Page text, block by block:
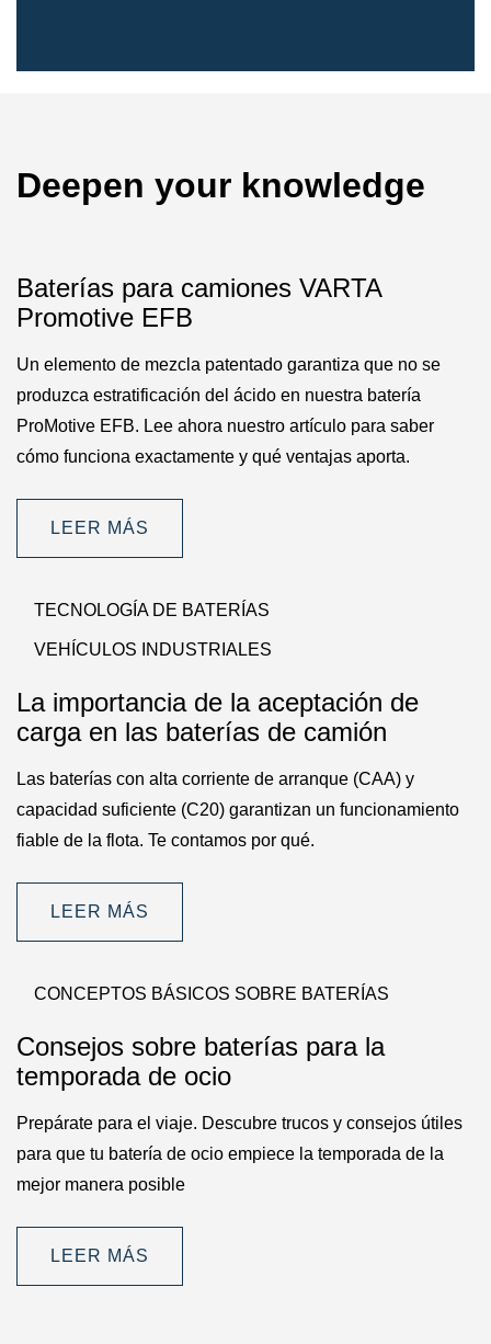
Deepen your knowledge
Baterías para camiones VARTA
Promotive EFB
Un elemento de mezcla patentado garantiza que no se
produzca estratificación del ácido en nuestra batería
ProMotive EFB. Lee ahora nuestro artículo para saber
cómo funciona exactamente y qué ventajas aporta.
LEER MÁS
TECNOLOGÍA DE BATERÍAS
VEHÍCULOS INDUSTRIALES
La importancia de la aceptación de
carga en las baterías de camión
Las baterías con alta corriente de arranque (CAA) y
capacidad suficiente (C20) garantizan un funcionamiento
fiable de la flota. Te contamos por qué.
LEER MÁS
CONCEPTOS BÁSICOS SOBRE BATERÍAS
Consejos sobre baterías para la
temporada de ocio
Prepárate para el viaje. Descubre trucos y consejos útiles
para que tu batería de ocio empiece la temporada de la
mejor manera posible
LEER MÁS